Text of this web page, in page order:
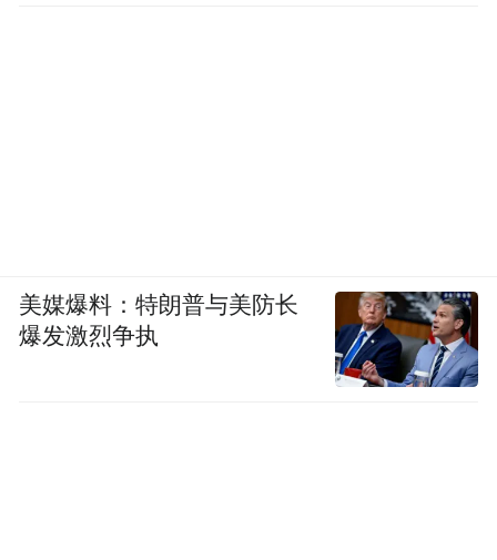
美媒爆料：特朗普与美防长
爆发激烈争执